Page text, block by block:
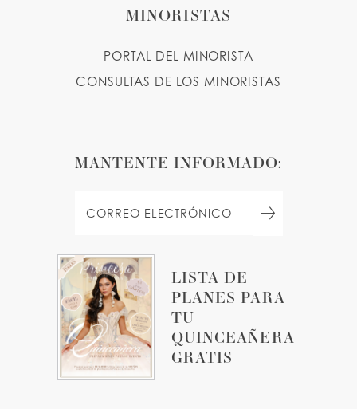
LISTA DE
PLANES PARA
TU
QUINCEAÑERA
GRATIS
MINORISTAS
PORTAL DEL MINORISTA
CONSULTAS DE LOS MINORISTAS
MANTENTE INFORMADO: